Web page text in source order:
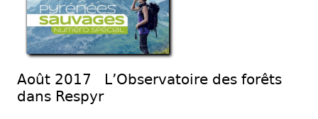
Août 2017 L’Observatoire des forêts
dans Respyr